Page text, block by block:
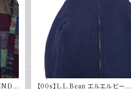
【00s】L.L.Bean エルエルビーン